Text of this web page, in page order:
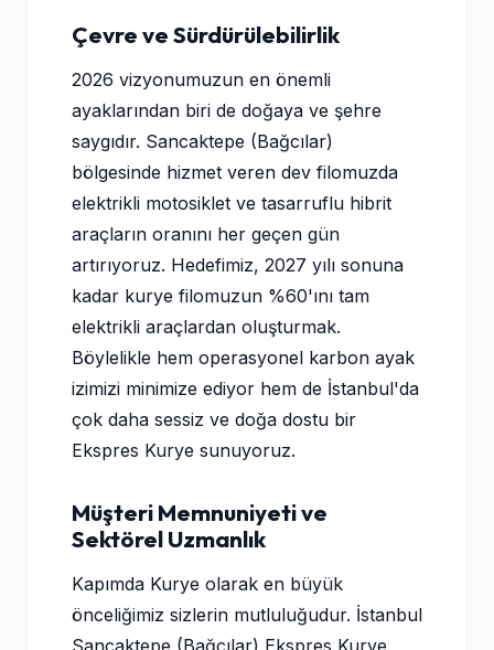
Çevre ve Sürdürülebilirlik
2026 vizyonumuzun en önemli
ayaklarından biri de doğaya ve şehre
saygıdır. Sancaktepe (Bağcılar)
bölgesinde hizmet veren dev filomuzda
elektrikli motosiklet ve tasarruflu hibrit
araçların oranını her geçen gün
artırıyoruz. Hedefimiz, 2027 yılı sonuna
kadar kurye filomuzun %60'ını tam
elektrikli araçlardan oluşturmak.
Böylelikle hem operasyonel karbon ayak
izimizi minimize ediyor hem de İstanbul'da
çok daha sessiz ve doğa dostu bir
Ekspres Kurye sunuyoruz.
Müşteri Memnuniyeti ve
Sektörel Uzmanlık
Kapımda Kurye olarak en büyük
önceliğimiz sizlerin mutluluğudur. İstanbul
Sancaktepe (Bağcılar) Ekspres Kurye